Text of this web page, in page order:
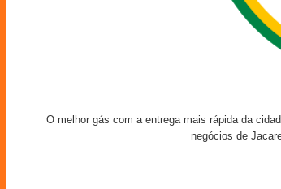
O melhor gás com a entrega mais rápida da
negócios de